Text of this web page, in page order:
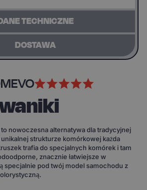
TECHNICZNE
DOSTAWA
to nowoczesna alternatywa dla tradycyjnej
strukturze komórkowej każda
trafia do specjalnych komórek i tam
znacznie łatwiejsze w
specjalnie pod twój model samochodu z